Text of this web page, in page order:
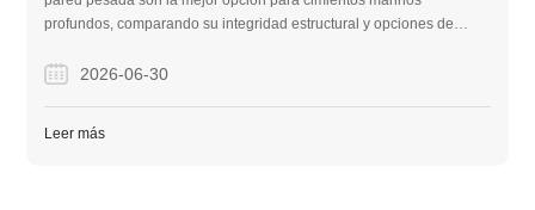
profundos, comparando su integridad estructural y opciones de
cómo los sistemas de precisión JCOE y anticorrosión
2026-06-30
Leer más